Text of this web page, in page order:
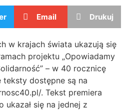
Email Drukuj
w krajach świata ukazują się
projektu „Opowiadamy
– w 40 rocznicę
teksty dostępne są na
. Tekst premiera
ukazał się na jednej z